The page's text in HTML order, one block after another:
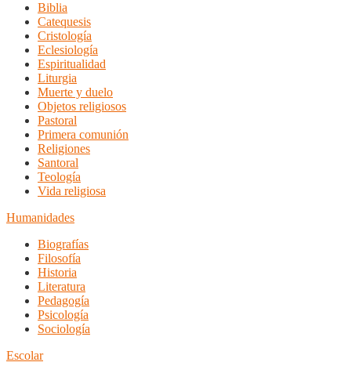
Biblia
Catequesis
Cristología
Eclesiología
Espiritualidad
Liturgia
Muerte y duelo
Objetos religiosos
Pastoral
Primera comunión
Religiones
Santoral
Teología
Vida religiosa
Humanidades
Biografías
Filosofía
Historia
Literatura
Pedagogía
Psicología
Sociología
Escolar